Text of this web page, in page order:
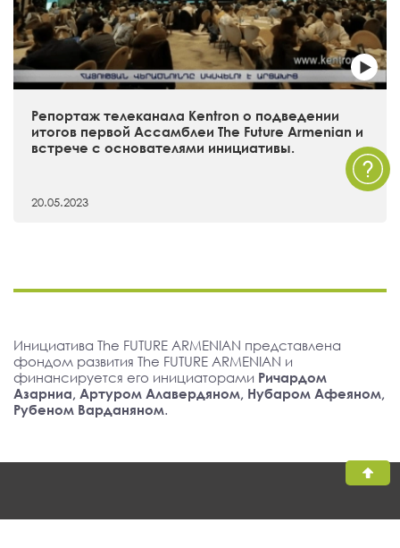
Репортаж телеканала Kentron о подведении
итогов первой Ассамблеи The Future Armenian и
встрече с основателями инициативы.
20.05.2023
Инициатива The FUTURE ARMENIAN представлена
фондом развития The FUTURE ARMENIAN и
финансируется его инициаторами Ричардом
Азарниа, Артуром Алавердяном, Нубаром Афеяном,
Рубеном Варданяном